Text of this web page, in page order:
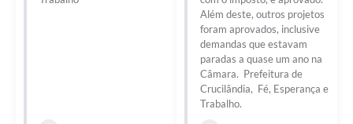
Além deste, outros projetos
foram aprovados, inclusive
demandas que estavam
paradas a quase um ano na
Câmara. Prefeitura de
Crucilândia, Fé, Esperança e
Trabalho.